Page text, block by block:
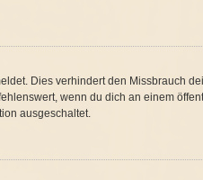
Dies verhindert den Missbrauch
wenn du dich an einem
ausgeschaltet.